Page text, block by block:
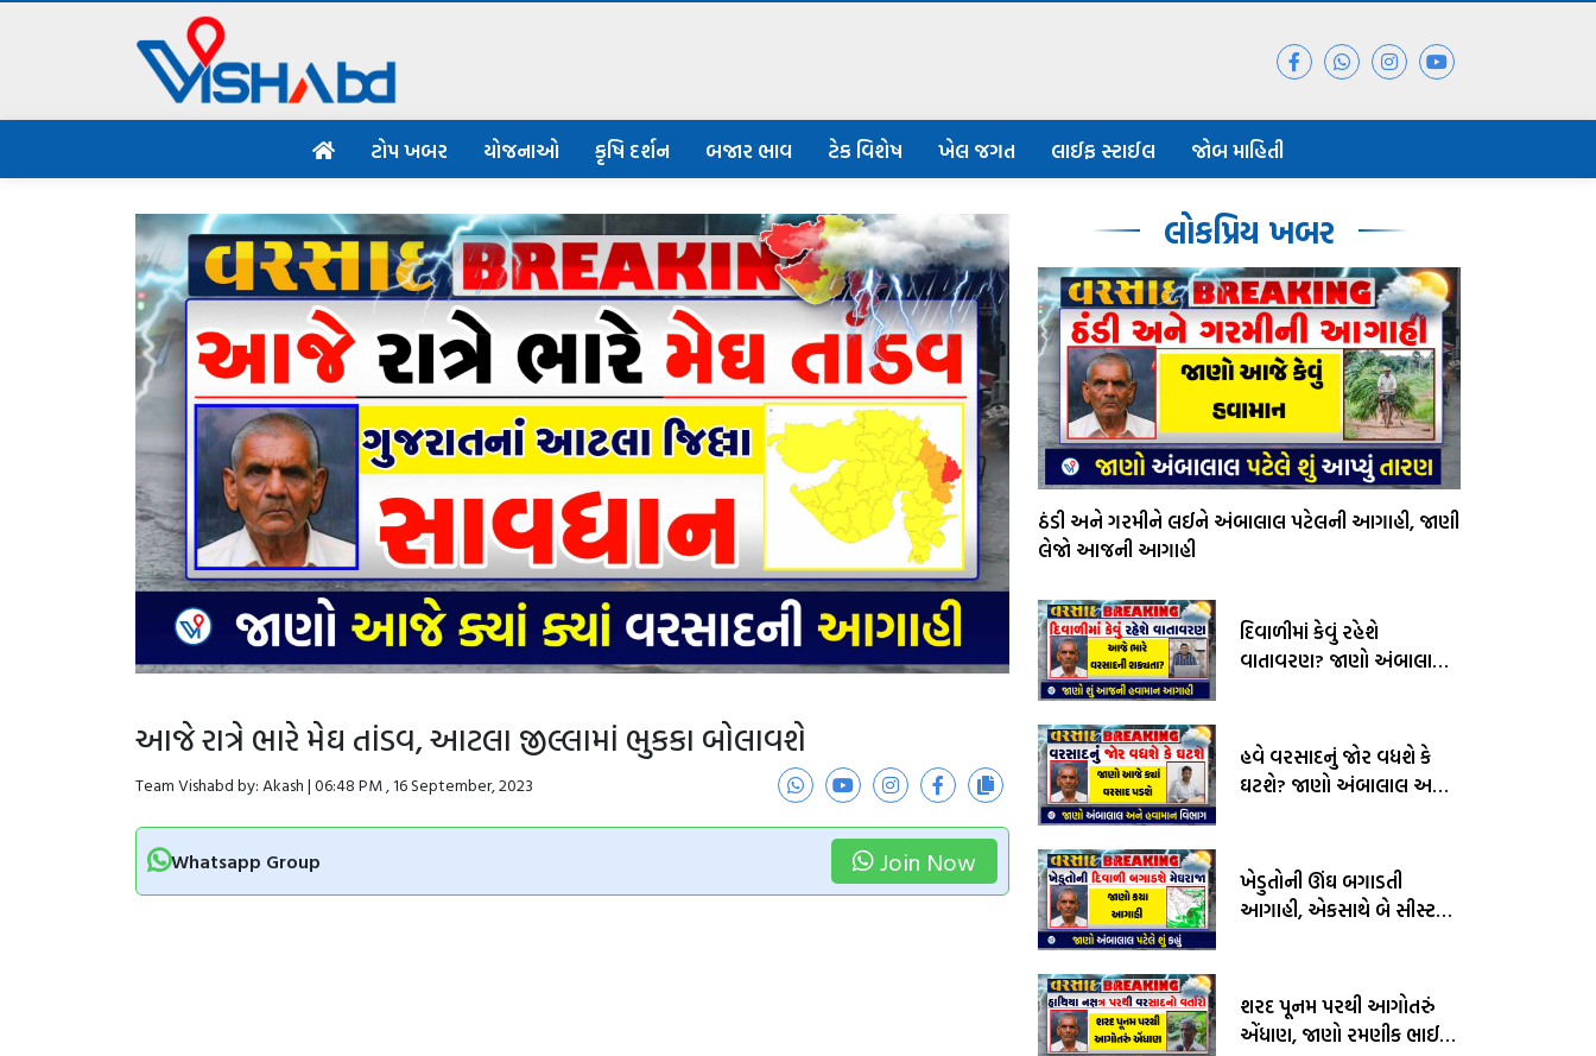
ટોપ ખબર યોજનાઓ કૃષિ દર્શન બજાર ભાવ ટેક વિશેષ ખેલ જગત લાઈફ સ્ટાઈલ જોબ માહિતી
આજે રાત્રે ભારે મેઘ તાંડવ, આટલા જીલ્લામાં ભુકકા બોલાવશે
Team Vishabd by: Akash | 06:48 PM , 16 September, 2023
Whatsapp Group Join Now
લોકપ્રિય ખબર
ઠંડી અને ગરમીને લઈને અંબાલાલ પટેલની આગાહી, જાણી
લેજો આજની આગાહી
દિવાળીમાં કેવું રહેશે
વાતાવરણ? જાણો અંબાલાલ
હવે વરસાદનું જોર વધશે કે
ઘટશે? જાણો અંબાલાલ અને
ખેડુતોની ઊંઘ બગાડતી
આગાહી, એકસાથે બે સીસ્ટમ
શરદ પૂનમ પરથી આગોતરું
એંધાણ, જાણો રમણીક ભાઈ